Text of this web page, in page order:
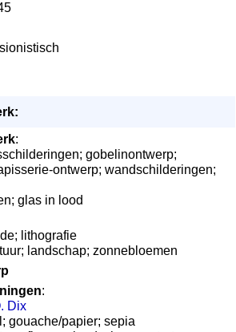
:
gobelinontwerp;
ontwerp; wandschilderingen;
glas in lood
lithografie
landschap; zonnebloemen
:
Dix
gouache/papier; sepia